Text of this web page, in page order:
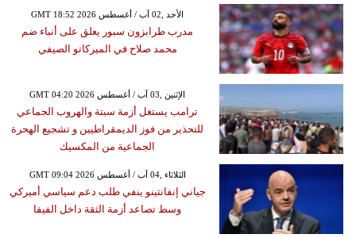
GMT 18:52 2026 الأحد ,02 آب / أغسطس
مدرب طرابزون سبور يعلق على أنباء ضم
محمد صلاح في الميركاتو الصيفي
GMT 04:20 2026 الإثنين ,03 آب / أغسطس
ترامب يستغل أزمة سبتة والهروب الجماعي
للتحذير من فوز الديمقراطيين و تشجيع الهحرة
الجماعية من المكسيك
GMT 09:04 2026 الثلاثاء ,04 آب / أغسطس
جياني إنفانتينو ينفي طلب دعم سياسي أميركي
وسط تصاعد أزمة الثقة داخل الفيفا